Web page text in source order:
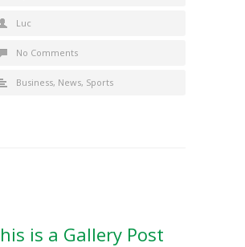
Luc
No Comments
Business, News, Sports
is a Gallery Post